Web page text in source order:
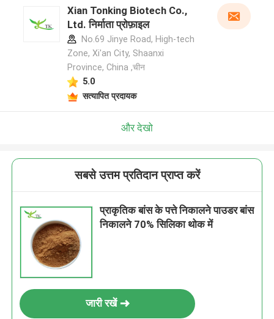
Xian Tonking Biotech Co.,
Ltd. निर्माता प्रोफ़ाइल
No.69 Jinye Road, High-tech
Zone, Xi'an City, Shaanxi
Province, China ,चीन
5.0
सत्यापित प्रदायक
और देखो
सबसे उत्तम प्रतिदान प्राप्त करें
प्राकृतिक बांस के पत्ते निकालने पाउडर बांस
निकालने 70% सिलिका थोक में
जारी रखें